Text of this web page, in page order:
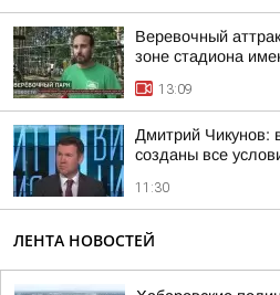
Веревочный
зоне стадиона
13:09
Дмитрий Чикунов:
созданы все
11:30
ЛЕНТА НОВОСТЕЙ